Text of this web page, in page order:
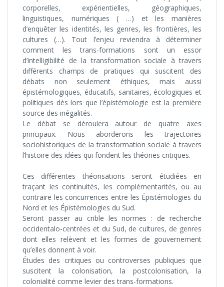
corporelles, expérientielles, géographiques,
linguistiques, numériques ( …) et les manières
d’enquêter les identités, les genres, les frontières, les
cultures (…). Tout l’enjeu reviendra à déterminer
comment les trans-formations sont un essor
d’intelligibilité de la transformation sociale à travers
différents champs de pratiques qui suscitent des
débats non seulement éthiques, mais aussi
épistémologiques, éducatifs, sanitaires, écologiques et
politiques dès lors que l’épistémologie est la première
source des inégalités.
Le débat se déroulera autour de quatre axes
principaux. Nous aborderons les trajectoires
sociohistoriques de la transformation sociale à travers
l’histoire des idées qui fondent les théories critiques.
Ces différentes théorisations seront étudiées en
traçant les continuités, les complémentarités, ou au
contraire les concurrences entre les Épistémologies du
Nord et les Épistémologies du Sud.
Seront passer au crible les normes : de recherche
occidentalo-centrées et du Sud, de cultures, de genres
dont elles relèvent et les formes de gouvernement
qu’elles donnent à voir.
Études des critiques ou controverses publiques que
suscitent la colonisation, la postcolonisation, la
colonialité comme levier des trans-formations.